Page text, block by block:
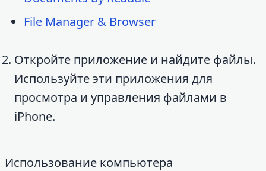
File Manager & Browser
Откройте приложение и найдите файлы.
Используйте эти приложения для
просмотра и управления файлами в
iPhone.
Использование компьютера